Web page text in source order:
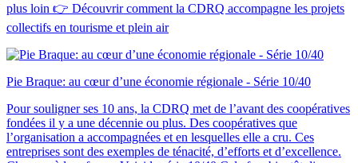
plus loin 👉 Découvrir comment la CDRQ accompagne les projets
collectifs en tourisme et plein air
Pie Braque: au cœur d’une économie régionale - Série 10/40
Pour souligner ses 10 ans, la CDRQ met de l’avant des coopératives
fondées il y a une décennie ou plus. Des coopératives que
l’organisation a accompagnées et en lesquelles elle a cru. Ces
entreprises sont des exemples de ténacité, d’efforts et d’excellence.